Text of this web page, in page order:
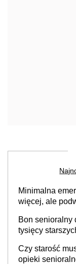
Minimalna
więcej, ale
Bon senioralny
tysięcy
Czy starość
opieki